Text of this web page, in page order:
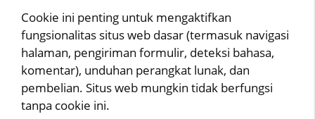
Cookie ini penting untuk mengaktifkan
fungsionalitas situs web dasar (termasuk navigasi
halaman, pengiriman formulir, deteksi bahasa,
komentar), unduhan perangkat lunak, dan
pembelian. Situs web mungkin tidak berfungsi
tanpa cookie ini.